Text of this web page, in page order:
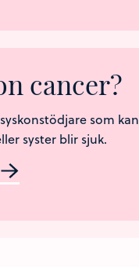
cancer?
som kan
syster blir sjuk.